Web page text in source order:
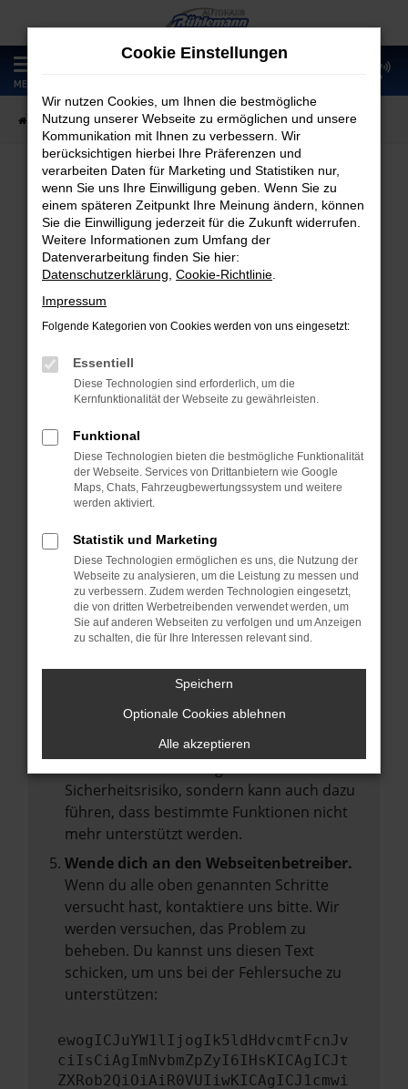
Zum
Hauptinhalt
springen
MENÜ
Startseite Fahrzeugangebote Fahrzeugmarkt
Fahrzeugmarkt
Fehler: Network Error
Beim Laden ist ein Fehler aufgetreten.
Hier sind ein paar Tipps, die dir helfen können:
Überprüfe deine Firewall und deine
Laden andere Webseiten, zum Beispiel
deine Suchmaschine?
Prüfe deine Browsererweiterungen.
Manche Erweiterungen, wie Werbeblocker,
können das Laden bestimmter Seiten
verhindern. Funktioniert die Seite in einem
anderen Browser oder in einem privaten
Fenster?
Starte dein Gerät neu.
vorübergehende Probleme zu beheben.
Betriebssystem auf dem neuesten Stand
Veraltete Software birgt nicht nur ein
Sicherheitsrisiko, sondern kann auch dazu
führen, dass bestimmte Funktionen nicht
mehr unterstützt werden.
Wende dich an den Webseitenbetreiber.
Wenn du alle oben genannten Schritte
versucht hast, kontaktiere uns bitte. Wir
werden versuchen, das Problem zu
beheben. Du kannst uns diesen Text
schicken, um uns bei der Fehlersuche zu
unterstützen:
ewogICJuYW1lIjogIk5ldHdvcmtFcnJv
ciIsCiAgImNvbmZpZyI6IHsKICAgICJt
ZXRob2QiOiAiR0VUIiwKICAgICJ1cmwi
Cookie Einstellungen
Wir nutzen Cookies, um Ihnen die bestmögliche
Nutzung unserer Webseite zu ermöglichen und unsere
Kommunikation mit Ihnen zu verbessern. Wir
berücksichtigen hierbei Ihre Präferenzen und
verarbeiten Daten für Marketing und Statistiken nur,
wenn Sie uns Ihre Einwilligung geben. Wenn Sie zu
einem späteren Zeitpunkt Ihre Meinung ändern, können
Sie die Einwilligung jederzeit für die Zukunft widerrufen.
Weitere Informationen zum Umfang der
Datenverarbeitung finden Sie hier:
Datenschutzerklärung Cookie-Richtlinie
Impressum
Folgende Kategorien von Cookies werden von uns eingesetzt:
Essentiell
Diese Technologien sind erforderlich, um die
Kernfunktionalität der Webseite zu gewährleisten.
Funktional
Diese Technologien bieten die bestmögliche Funktionalität
der Webseite. Services von Drittanbietern wie Google
Maps, Chats, Fahrzeugbewertungssystem und weitere
werden aktiviert.
Statistik und Marketing
Diese Technologien ermöglichen es uns, die Nutzung der
Webseite zu analysieren, um die Leistung zu messen und
zu verbessern. Zudem werden Technologien eingesetzt,
die von dritten Werbetreibenden verwendet werden, um
Sie auf anderen Webseiten zu verfolgen und um Anzeigen
zu schalten, die für Ihre Interessen relevant sind.
Speichern
Optionale Cookies ablehnen
Alle akzeptieren